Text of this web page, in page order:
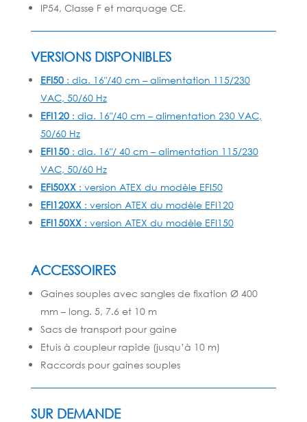
IP54, Classe F et marquage CE.
VERSIONS DISPONIBLES
EFI50: dia. 16″/40 cm – alimentation 115/230
VAC, 50/60 Hz
EFI120: dia. 16″/40 cm – alimentation 230 VAC,
50/60 Hz
EFI150: dia. 16″/ 40 cm – alimentation 115/230
VAC, 50/60 Hz
EFI50XX: version ATEX du modèle EFI50
EFI120XX: version ATEX du modèle EFI120
EFI150XX: version ATEX du modèle EFI150
ACCESSOIRES
Gaines souples avec sangles de fixation Ø 400
mm – long. 5, 7.6 et 10 m
Sacs de transport pour gaine
Etuis à coupleur rapide (jusqu’à 10 m)
Raccords pour gaines souples
SUR DEMANDE